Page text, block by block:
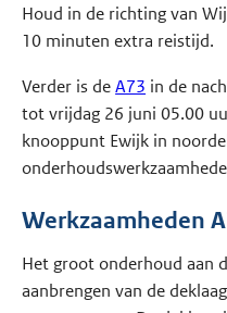
Houd in de richting van
10 minuten extra reistijd.
Verder is deA73 in de
tot vrijdag 26 juni 05.00
knooppunt Ewijk in
Werkzaamheden
Het groot onderhoud aan
aanbrengen van de